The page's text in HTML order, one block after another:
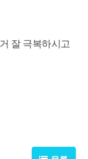
잘 극복하시고